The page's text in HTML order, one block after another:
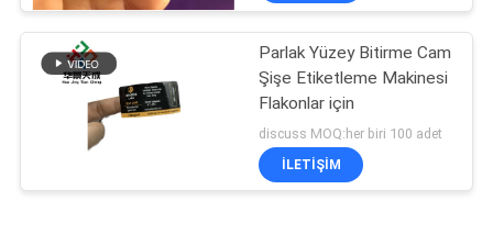
Parlak Yüzey Bitirme Cam
Şişe Etiketleme Makinesi
Flakonlar için
discuss MOQ:her biri 100 adet
İLETIŞIM